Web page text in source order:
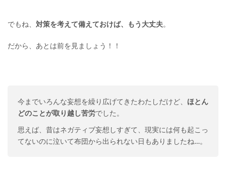
でもね、 対策を考えて備えておけば、もう大丈夫。
だから、あとは前を見ましょう！！
今までいろんな妄想を繰り広げてきたわたしだけど、 ほとん
どのことが取り越し苦労でした。
思えば、昔はネガティブ妄想しすぎて、現実には何も起こっ
てないのに泣いて布団から出られない日もありましたね…。